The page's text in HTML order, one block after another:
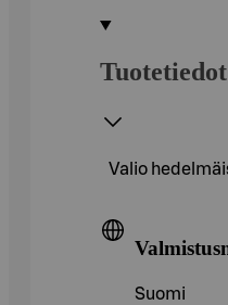
Tuotetiedot
Valio
Suomi